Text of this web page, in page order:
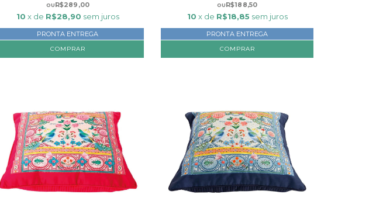
R$289,00
10 x de R$28,90 sem juros
PRONTA ENTREGA
R$188,50
10 x de R$18,85 sem juros
PRONTA ENTREGA